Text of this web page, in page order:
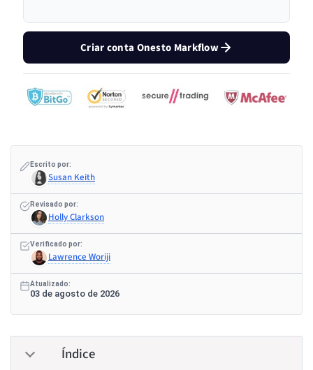
Criar conta Onesto Markflow
Escrito por:
Susan Keith
Revisado por:
Holly Clarkson
Verificado por:
Lawrence Woriji
Atualizado:
03 de agosto de 2026
Índice